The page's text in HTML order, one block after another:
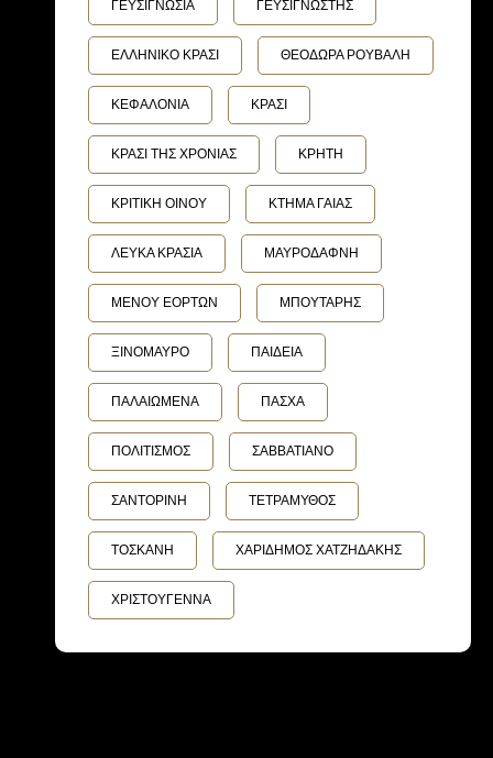
ΓΕΥΣΙΓΝΩΣΙΑ ΓΕΥΣΙΓΝΩΣΤΗΣ
ΕΛΛΗΝΙΚΟ ΚΡΑΣΙ ΘΕΟΔΩΡΑ ΡΟΥΒΑΛΗ
ΚΕΦΑΛΟΝΙΑ ΚΡΑΣΙ
ΚΡΑΣΙ ΤΗΣ ΧΡΟΝΙΑΣ ΚΡΗΤΗ
ΚΡΙΤΙΚΗ ΟΙΝΟΥ ΚΤΗΜΑ ΓΑΙΑΣ
ΛΕΥΚΑ ΚΡΑΣΙΑ ΜΑΥΡΟΔΑΦΝΗ
ΜΕΝΟΥ ΕΟΡΤΩΝ ΜΠΟΥΤΑΡΗΣ
ΞΙΝΟΜΑΥΡΟ ΠΑΙΔΕΙΑ
ΠΑΛΑΙΩΜΕΝΑ ΠΑΣΧΑ
ΠΟΛΙΤΙΣΜΟΣ ΣΑΒΒΑΤΙΑΝΟ
ΣΑΝΤΟΡΙΝΗ ΤΕΤΡΑΜΥΘΟΣ
ΤΟΣΚΑΝΗ ΧΑΡΙΔΗΜΟΣ ΧΑΤΖΗΔΑΚΗΣ
ΧΡΙΣΤΟΥΓΕΝΝΑ